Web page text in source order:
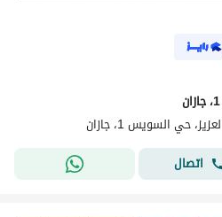
حي السويس 1، جازان
اتصال